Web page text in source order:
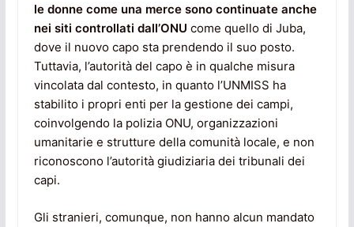
le donne come una merce sono continuate anche
nei siti controllati dall’ONU come quello di Juba,
dove il nuovo capo sta prendendo il suo posto.
Tuttavia, l’autorità del capo è in qualche misura
vincolata dal contesto, in quanto l’UNMISS ha
stabilito i propri enti per la gestione dei campi,
coinvolgendo la polizia ONU, organizzazioni
umanitarie e strutture della comunità locale, e non
riconoscono l’autorità giudiziaria dei tribunali dei
capi.
Gli stranieri, comunque, non hanno alcun mandato